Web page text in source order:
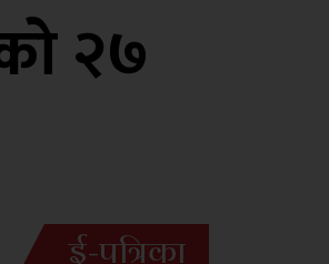
२७
ई-पत्रिका